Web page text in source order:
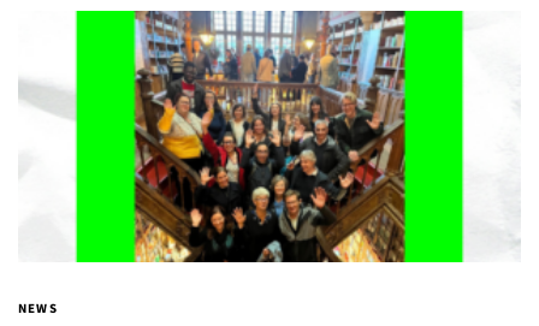
NEWS